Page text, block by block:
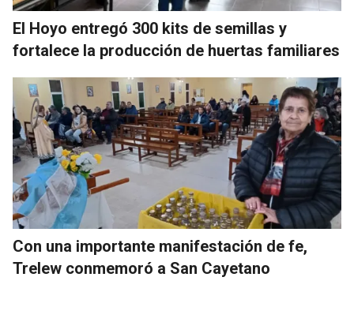
El Hoyo entregó 300 kits de semillas y
fortalece la producción de huertas familiares
Con una importante manifestación de fe,
Trelew conmemoró a San Cayetano